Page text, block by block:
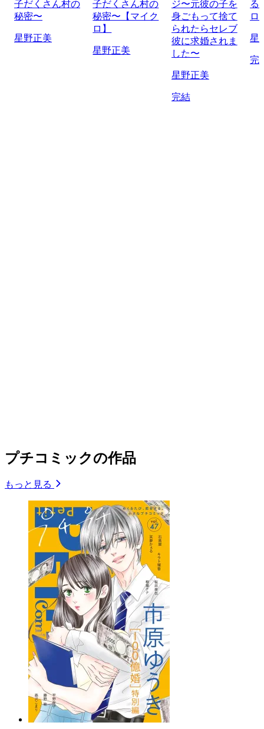
子だくさん村の
秘密〜
星野正美
子だくさん村の
秘密〜【マイク
ロ】
星野正美
ジ〜元彼の子を
身ごもって捨て
られたらセレブ
彼に求婚されま
した〜
星野正美
完結
る
ロ
星
完
プチコミックの作品
もっと見る